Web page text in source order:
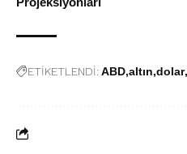
ETİKETLENDİ:ABD altın dolar